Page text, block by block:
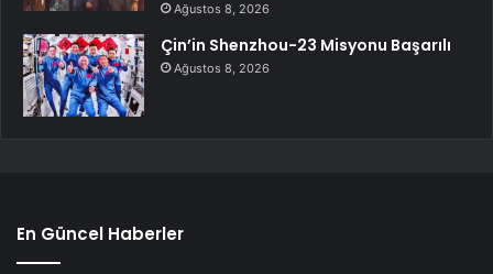
Ağustos 8, 2026
Çin’in Shenzhou-23 Misyonu Başarılı
Ağustos 8, 2026
En Güncel Haberler